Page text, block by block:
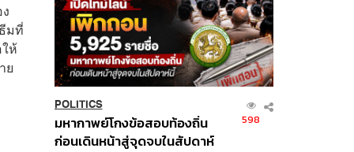
มที่
ห้
ย
POLITICS
มหากาพย์โกงข้อสอบท้องถิ่น
ก่อนเดินหน้าสู่จุดจบในสัปดาห์
598